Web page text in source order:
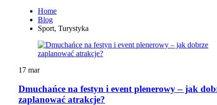
Home
Blog
Sport, Turystyka
17 mar
Dmuchańce na festyn i event plenerowy – jak
zaplanować atrakcje?